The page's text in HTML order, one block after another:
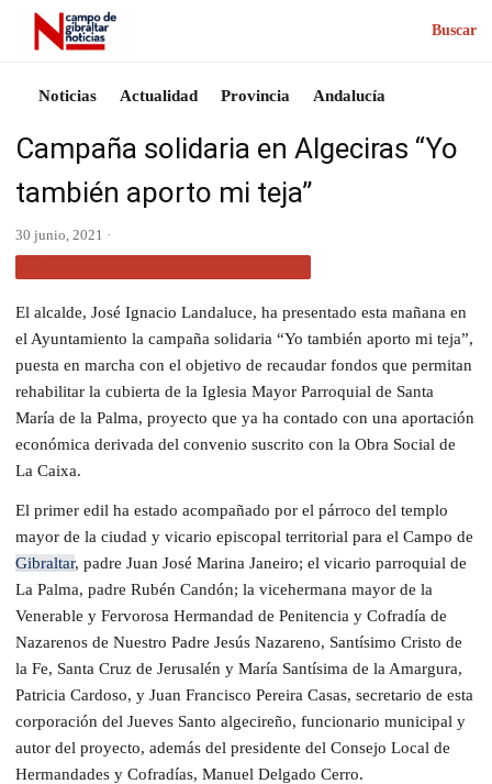
Buscar
Noticias Actualidad Provincia Andalucía
Campaña solidaria en Algeciras “Yo
también aporto mi teja”
30 junio, 2021 ·
El alcalde, José Ignacio Landaluce, ha presentado esta mañana en
el Ayuntamiento la campaña solidaria “Yo también aporto mi teja”,
puesta en marcha con el objetivo de recaudar fondos que permitan
rehabilitar la cubierta de la Iglesia Mayor Parroquial de Santa
María de la Palma, proyecto que ya ha contado con una aportación
económica derivada del convenio suscrito con la Obra Social de
La Caixa.
El primer edil ha estado acompañado por el párroco del templo
mayor de la ciudad y vicario episcopal territorial para el Campo de
Gibraltar, padre Juan José Marina Janeiro; el vicario parroquial de
La Palma, padre Rubén Candón; la vicehermana mayor de la
Venerable y Fervorosa Hermandad de Penitencia y Cofradía de
Nazarenos de Nuestro Padre Jesús Nazareno, Santísimo Cristo de
la Fe, Santa Cruz de Jerusalén y María Santísima de la Amargura,
Patricia Cardoso, y Juan Francisco Pereira Casas, secretario de esta
corporación del Jueves Santo algecireño, funcionario municipal y
autor del proyecto, además del presidente del Consejo Local de
Hermandades y Cofradías, Manuel Delgado Cerro.